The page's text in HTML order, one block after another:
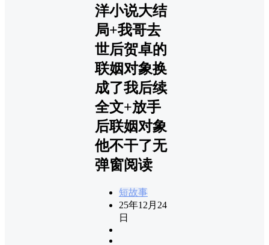
洋小说大结
局+我哥去
世后贺卓的
联姻对象换
成了我后续
全文+放手
后联姻对象
他不干了无
弹窗阅读
短故事
25年12月24
日